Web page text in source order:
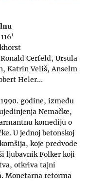
Cerfeld, Ursula
Katrin Veliš, Anselm
Heler…
godine, između
Nemačke,
komediju o
U jednoj betonskoj
koje predvode
ljubavnik Folker koji
otkriva tajni
Monetarna reforma